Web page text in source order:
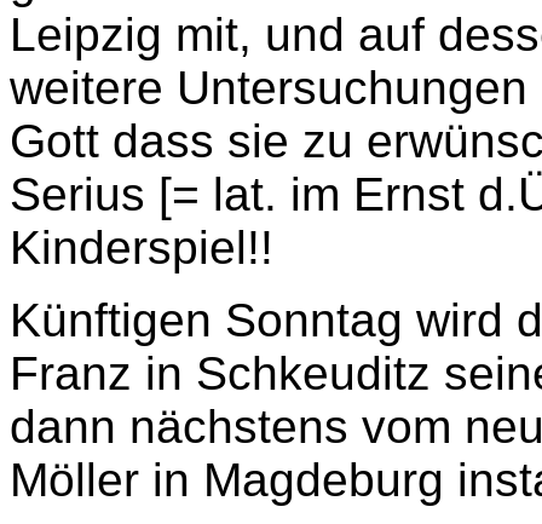
Leipzig mit, und auf
weitere
Gott dass sie zu
Serius [= lat. im Ernst
Kinderspiel!!
Künftigen Sonntag wird
Franz in Schkeuditz
dann nächstens vom
Möller in Magdeburg